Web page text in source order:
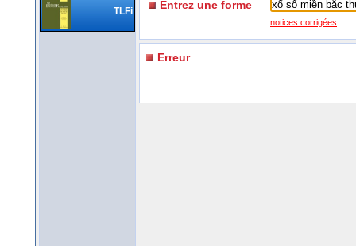
TLFi Entrez une forme
notices corrigées
Erreur